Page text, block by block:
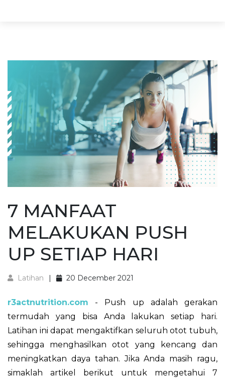
7 MANFAAT
MELAKUKAN PUSH
UP SETIAP HARI
Latihan 20 December 2021
r3actnutrition.com - Push up adalah gerakan
termudah yang bisa Anda lakukan setiap hari.
Latihan ini dapat mengaktifkan seluruh otot tubuh,
sehingga menghasilkan otot yang kencang dan
meningkatkan daya tahan. Jika Anda masih ragu,
simaklah artikel berikut untuk mengetahui 7